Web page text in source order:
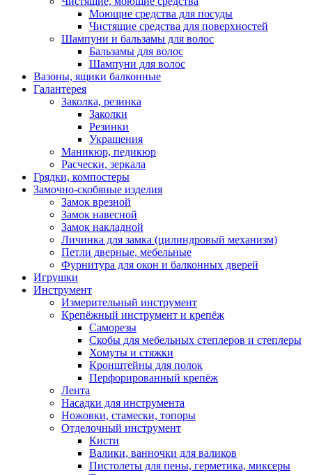
Моющие средства для посуды
Чистящие средства для поверхностей
Шампуни и бальзамы для волос
Бальзамы для волос
Шампуни для волос
Вазоны, ящики балконные
Галантерея
Заколка, резинка
Заколки
Резинки
Украшения
Маникюр, педикюр
Расчески, зеркала
Грядки, компостеры
Замочно-скобяные изделия
Замок врезной
Замок навесной
Замок накладной
Личинка для замка (цилиндровый механизм)
Петли дверные, мебельные
Фурнитура для окон и балконных дверей
Игрушки
Инструмент
Измерительный инструмент
Крепёжный инструмент и крепёж
Саморезы
Скобы для мебельных степлеров и степлеры
Хомуты и стяжки
Кронштейны для полок
Перфорированный крепёж
Лента
Насадки для инструмента
Ножовки, стамески, топоры
Отделочный инструмент
Кисти
Валики, ванночки для валиков
Пистолеты для пены, герметика, миксеры